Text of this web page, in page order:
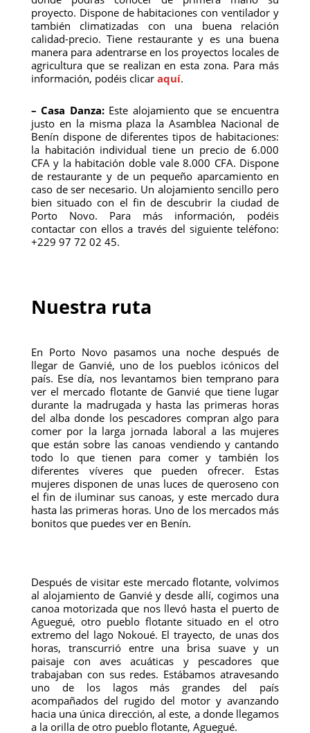
proyecto. Dispone de habitaciones con ventilador y
también climatizadas con una buena relación
calidad-precio. Tiene restaurante y es una buena
manera para adentrarse en los proyectos locales de
agricultura que se realizan en esta zona. Para más
información, podéis clicar aquí.
– Casa Danza:Este alojamiento que se encuentra
justo en la misma plaza la Asamblea Nacional de
Benín dispone de diferentes tipos de habitaciones:
la habitación individual tiene un precio de 6.000
CFA y la habitación doble vale 8.000 CFA. Dispone
de restaurante y de un pequeño aparcamiento en
caso de ser necesario. Un alojamiento sencillo pero
bien situado con el fin de descubrir la ciudad de
Porto Novo. Para más información, podéis
contactar con ellos a través del siguiente teléfono:
+229 97 72 02 45.
Nuestra ruta
En Porto Novo pasamos una noche después de
llegar de Ganvié, uno de los pueblos icónicos del
país. Ese día, nos levantamos bien temprano para
ver el mercado flotante de Ganvié que tiene lugar
durante la madrugada y hasta las primeras horas
del alba donde los pescadores compran algo para
comer por la larga jornada laboral a las mujeres
que están sobre las canoas vendiendo y cantando
todo lo que tienen para comer y también los
diferentes víveres que pueden ofrecer. Estas
mujeres disponen de unas luces de queroseno con
el fin de iluminar sus canoas, y este mercado dura
hasta las primeras horas. Uno de los mercados más
bonitos que puedes ver en Benín.
Después de visitar este mercado flotante, volvimos
al alojamiento de Ganvié y desde allí, cogimos una
canoa motorizada que nos llevó hasta el puerto de
Aguegué, otro pueblo flotante situado en el otro
extremo del lago Nokoué. El trayecto, de unas dos
horas, transcurrió entre una brisa suave y un
paisaje con aves acuáticas y pescadores que
trabajaban con sus redes. Estábamos atravesando
uno de los lagos más grandes del país
acompañados del rugido del motor y avanzando
hacia una única dirección, al este, a donde llegamos
a la orilla de otro pueblo flotante, Aguegué.